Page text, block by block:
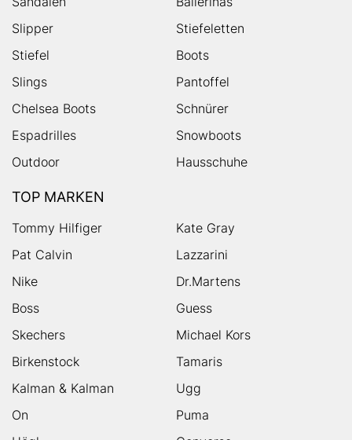
Slipper
Stiefeletten
Stiefel
Boots
Slings
Pantoffel
Chelsea Boots
Schnürer
Espadrilles
Snowboots
Outdoor
Hausschuhe
TOP MARKEN
Tommy Hilfiger
Kate Gray
Pat Calvin
Lazzarini
Nike
Dr.Martens
Boss
Guess
Skechers
Michael Kors
Birkenstock
Tamaris
Kalman & Kalman
Ugg
On
Puma